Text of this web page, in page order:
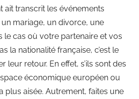
ait transcrit les événements
mariage, un divorce, une
le cas où votre partenaire et vos
la nationalité française, c’est le
leur retour. En effet, s’ils sont des
économique européen ou
plus aisée. Autrement, faites une